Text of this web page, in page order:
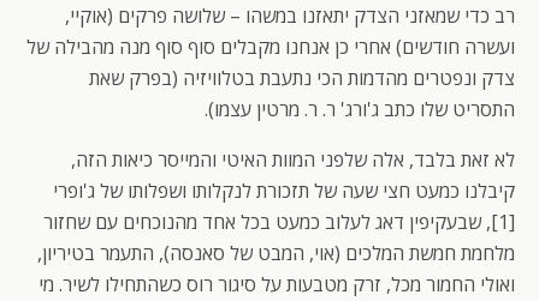
רב כדי שמאזני הצדק יתאזנו במשהו – שלושה פרקים (אוקיי,
ועשרה חודשים) אחרי כן אנחנו מקבלים סוף סוף מנה מהבילה של
צדק ונפטרים מהדמות הכי נתעבת בטלוויזיה (בפרק שאת
התסריט שלו כתב ג'ורג' ר. ר. מרטין עצמו).
לא זאת בלבד, אלה שלפני המוות האיטי והמייסר כיאות הזה,
קיבלנו כמעט חצי שעה של תזכורת לנקלותו ושפלותו של ג'ופרי
[1], שבעקיפין דאג לעלוב כמעט בכל אחד מהנוכחים עם שחזור
מלחמת חמשת המלכים (אוי, המבט של סאנסה), התעמר בטיריון,
ואולי החמור מכל, זרק מטבעות על סיגור רוס כשהתחילו לשיר. מי